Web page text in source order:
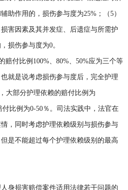
助作用的，损伤参与度为25%；（5）
害因素及其并发症、后遗症与所需护
损伤参与度为0。
付比例100%、80%、50%应为三个等
就是说考虑损伤参与度后，完全护理
大部分护理依赖的赔付比例为
比例为0-50％。司法实践中，法官在
，同时考虑护理依赖级别与损伤参与
是不能超过每个护理依赖级别的最高
损害赔偿案件适用法律若干问题的